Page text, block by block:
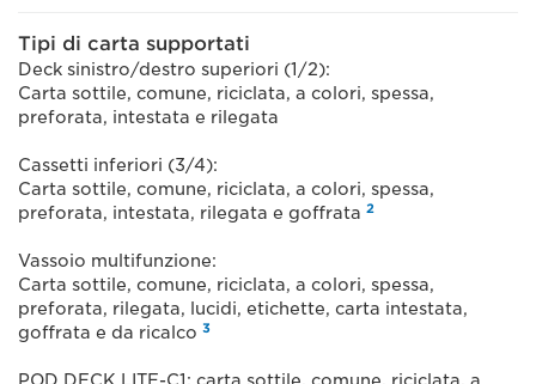
Tipi di carta supportati
Deck sinistro/destro superiori (1/2):
Carta sottile, comune, riciclata, a colori, spessa,
preforata, intestata e rilegata
Cassetti inferiori (3/4):
Carta sottile, comune, riciclata, a colori, spessa,
preforata, intestata, rilegata e goffrata 2
Vassoio multifunzione:
Carta sottile, comune, riciclata, a colori, spessa,
preforata, rilegata, lucidi, etichette, carta intestata,
goffrata e da ricalco 3